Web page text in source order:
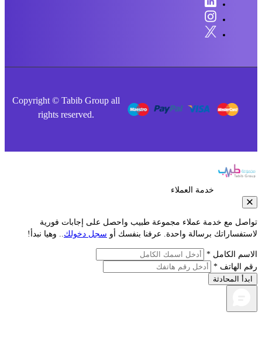
Copyright © Tabib Group all
rights reserved.
خدمة العملاء
مع خدمة عملاء مجموعة طبيب واحصل على إجابات فورية
برسالة واحدة. عرفنا بنفسك أوسجل دخولك.. وهيا نبدأ!
الكامل *
الهاتف *
المحادثة